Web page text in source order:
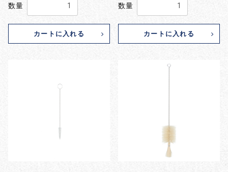
数量
カートに入れる
数量
カートに入れる